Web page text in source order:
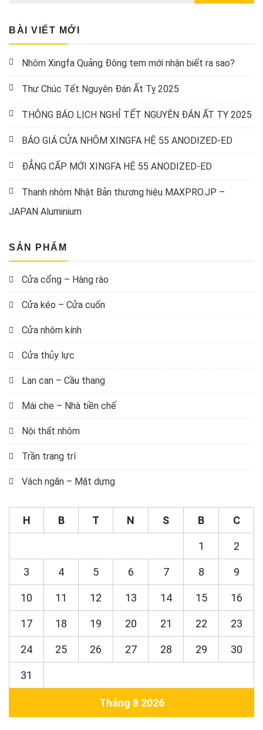
BÀI VIẾT MỚI
Nhôm Xingfa Quảng Đông tem mới nhận biết ra sao?
Thư Chúc Tết Nguyên Đán Ất Tỵ 2025
THÔNG BÁO LỊCH NGHỈ TẾT NGUYÊN ĐÁN ẤT TỴ 2025
BÁO GIÁ CỬA NHÔM XINGFA HỆ 55 ANODIZED-ED
ĐẲNG CẤP MỚI XINGFA HỆ 55 ANODIZED-ED
Thanh nhôm Nhật Bản thương hiệu MAXPRO.JP –
JAPAN Aluminium
SẢN PHẨM
Cửa cổng – Hàng rào
Cửa kéo – Cửa cuốn
Cửa nhôm kính
Cửa thủy lực
Lan can – Cầu thang
Mái che – Nhà tiền chế
Nội thất nhôm
Trần trang trí
Vách ngăn – Mặt dựng
Tháng 8 2026
H B T N S B C
1 2
3 4 5 6 7 8 9
10 11 12 13 14 15 16
17 18 19 20 21 22 23
24 25 26 27 28 29 30
31